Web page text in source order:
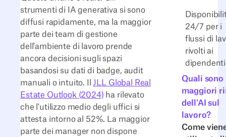
24/7 per i
flussi di
rivolti ai
dipendenti
Quali sono
maggiori
dell'AI sul
lavoro?
Come
strumenti di IA generativa si sono
diffusi rapidamente, ma la maggior
parte dei team di gestione
dell'ambiente di lavoro prende
ancora decisioni sugli spazi
basandosi su dati di badge, audit
manuali o intuito. Il JLL Global Real
Estate Outlook (2024) ha rilevato
che l'utilizzo medio degli uffici si
attesta intorno al 52%. La maggior
parte dei manager non dispone